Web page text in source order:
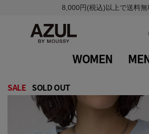
8,000円(税込)以上で送料無
WOMEN
SALE SOLD OUT